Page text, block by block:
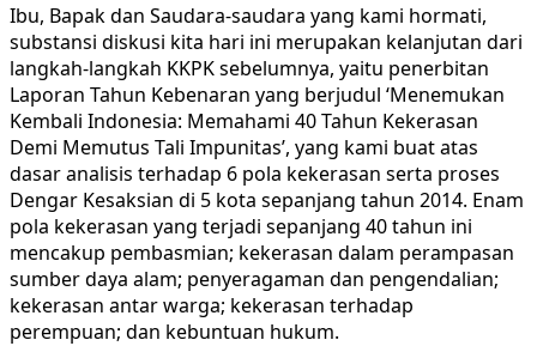
Ibu, Bapak dan Saudara-saudara yang kami hormati,
substansi diskusi kita hari ini merupakan kelanjutan dari
langkah-langkah KKPK sebelumnya, yaitu penerbitan
Laporan Tahun Kebenaran yang berjudul ‘Menemukan
Kembali Indonesia: Memahami 40 Tahun Kekerasan
Demi Memutus Tali Impunitas’, yang kami buat atas
dasar analisis terhadap 6 pola kekerasan serta proses
Dengar Kesaksian di 5 kota sepanjang tahun 2014. Enam
pola kekerasan yang terjadi sepanjang 40 tahun ini
mencakup pembasmian; kekerasan dalam perampasan
sumber daya alam; penyeragaman dan pengendalian;
kekerasan antar warga; kekerasan terhadap
perempuan; dan kebuntuan hukum.